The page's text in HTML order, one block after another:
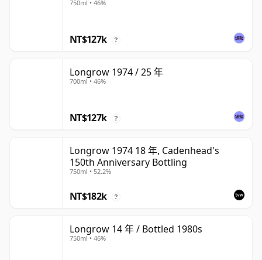
750ml • 46%
NT$127k ?
Longrow 1974 / 25 年
700ml • 46%
NT$127k ?
Longrow 1974 18 年, Cadenhead's
150th Anniversary Bottling
750ml • 52.2%
NT$182k ?
Longrow 14 年 / Bottled 1980s
750ml • 46%